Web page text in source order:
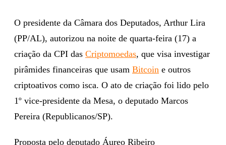
O presidente da Câmara dos Deputados, Arthur Lira
(PP/AL), autorizou na noite de quarta-feira (17) a
criação da CPI das Criptomoedas, que visa investigar
pirâmides financeiras que usam Bitcoin e outros
criptoativos como isca. O ato de criação foi lido pelo
1º vice-presidente da Mesa, o deputado Marcos
Pereira (Republicanos/SP).
Proposta pelo deputado Áureo Ribeiro